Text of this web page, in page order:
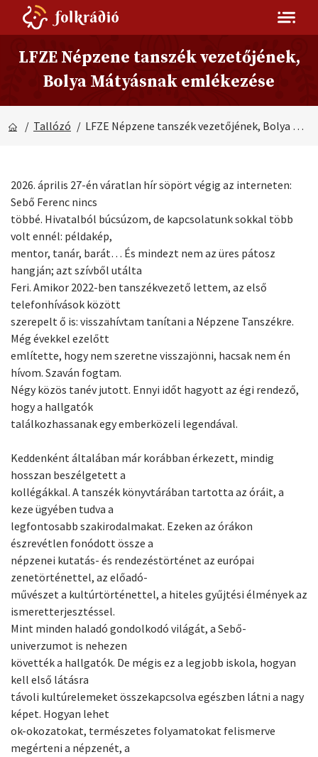
LFZE Népzene tanszék vezetőjének,
Bolya Mátyásnak emlékezése
/ Tallózó / LFZE Népzene tanszék vezetőjének, Bolya Mátyásnak emlékezése
2026. április 27-én váratlan hír söpört végig az interneten:
Sebő Ferenc nincs
többé. Hivatalból búcsúzom, de kapcsolatunk sokkal több
volt ennél: példakép,
mentor, tanár, barát… És mindezt nem az üres pátosz
hangján; azt szívből utálta
Feri. Amikor 2022-ben tanszékvezető lettem, az első
telefonhívások között
szerepelt ő is: visszahívtam tanítani a Népzene Tanszékre.
Még évekkel ezelőtt
említette, hogy nem szeretne visszajönni, hacsak nem én
hívom. Szaván fogtam.
Négy közös tanév jutott. Ennyi időt hagyott az égi rendező,
hogy a hallgatók
találkozhassanak egy emberközeli legendával.
Keddenként általában már korábban érkezett, mindig
hosszan beszélgetett a
kollégákkal. A tanszék könyvtárában tartotta az óráit, a
keze ügyében tudva a
legfontosabb szakirodalmakat. Ezeken az órákon
észrevétlen fonódott össze a
népzenei kutatás- és rendezéstörténet az európai
zenetörténettel, az előadó-
művészet a kultúrtörténettel, a hiteles gyűjtési élmények az
ismeretterjesztéssel.
Mint minden haladó gondolkodó világát, a Sebő-
univerzumot is nehezen
követték a hallgatók. De mégis ez a legjobb iskola, hogyan
kell első látásra
távoli kultúrelemeket összekapcsolva egészben látni a nagy
képet. Hogyan lehet
ok-okozatokat, természetes folyamatokat felismerve
megérteni a népzenét, a